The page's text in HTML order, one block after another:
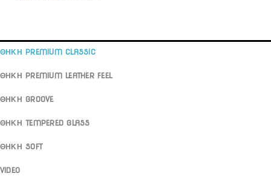
ΘΗΚΗ PREMIUM CLASSIC
ΘΗΚΗ PREMIUM LEATHER FEEL
ΘΗΚΗ GROOVE
ΘΗΚΗ TEMPERED GLASS
ΘΗΚΗ SOFT
VIDEO